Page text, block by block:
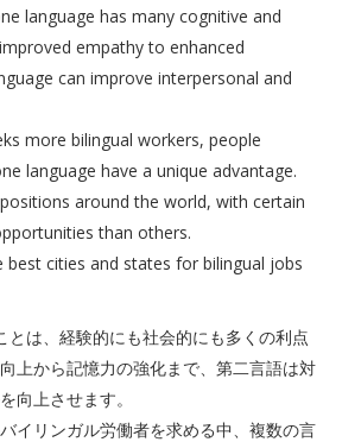
language has many cognitive and
empathy to enhanced
can improve interpersonal and
more bilingual workers, people
language have a unique advantage.
around the world, with certain
than others.
cities and states for bilingual jobs
とは、経験的にも社会的にも多くの利点
上から記憶力の強化まで、第二言語は対
向上させます。
イリンガル労働者を求める中、複数の言